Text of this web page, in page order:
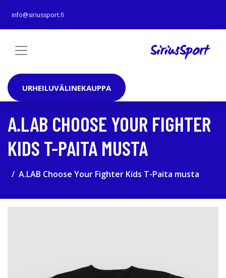
info@siriussport.fi
URHEILUVÄLINEKAUPPA
A.LAB CHOOSE YOUR FIGHTER
KIDS T-PAITA MUSTA
A.LAB Choose Your Fighter Kids T-Paita musta